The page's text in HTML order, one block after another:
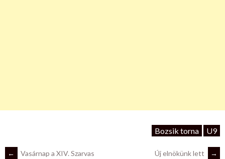
Bozsik torna U9
← Vasárnap a XIV. Szarvas Új elnökünk lett →